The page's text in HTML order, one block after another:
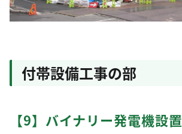
付帯設備工事の部
【9】バイナリー発電機設置